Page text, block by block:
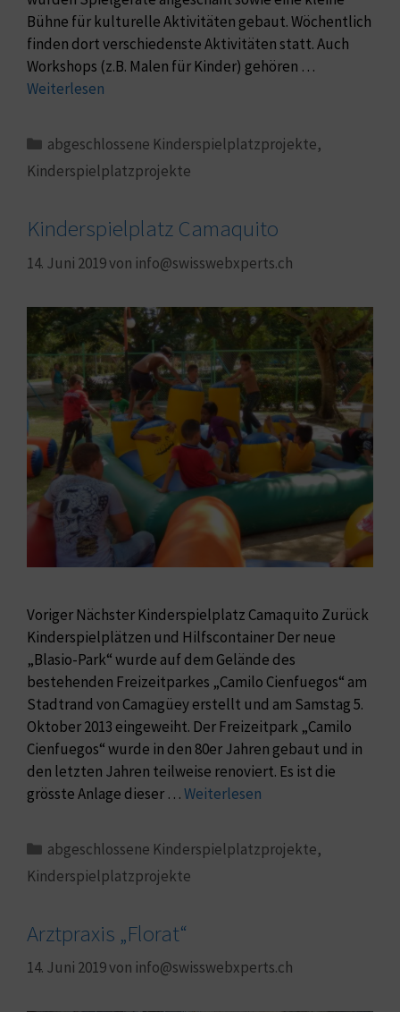
Bühne für kulturelle Aktivitäten gebaut. Wöchentlich
finden dort verschiedenste Aktivitäten statt. Auch
Workshops (z.B. Malen für Kinder) gehören …
Weiterlesen
abgeschlossene Kinderspielplatzprojekte,
Kinderspielplatzprojekte
Kinderspielplatz Camaquito
14. Juni 2019von info@swisswebxperts.ch
Voriger Nächster Kinderspielplatz Camaquito Zurück
Kinderspielplätzen und Hilfscontainer Der neue
„Blasio-Park“ wurde auf dem Gelände des
bestehenden Freizeitparkes „Camilo Cienfuegos“ am
Stadtrand von Camagüey erstellt und am Samstag 5.
Oktober 2013 eingeweiht. Der Freizeitpark „Camilo
Cienfuegos“ wurde in den 80er Jahren gebaut und in
den letzten Jahren teilweise renoviert. Es ist die
grösste Anlage dieser …Weiterlesen
abgeschlossene Kinderspielplatzprojekte,
Kinderspielplatzprojekte
Arztpraxis „Florat“
14. Juni 2019von info@swisswebxperts.ch